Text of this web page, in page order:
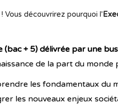
Vous découvrirez pourquoi l'
+ 5) délivrée par une
de la part du monde
les fondamentaux du
les nouveaux enjeux